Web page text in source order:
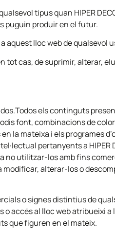
tipus quan HIPER
puguin produir en el futur.
a aquest lloc web de
tot cas, de suprimir,
els continguts
font, combinacions de
la mateixa i els programes
pertanyents a HIPER
no utilitzar-los amb fins
modificar, alterar-los o
o signes distintius de
o accés al lloc web atribueixi
que figuren en el mateix.